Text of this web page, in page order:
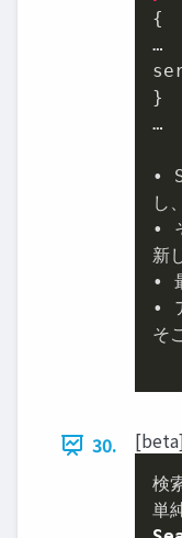
{
…
}
…
•
し
•
新
•
•
そ
30.
検